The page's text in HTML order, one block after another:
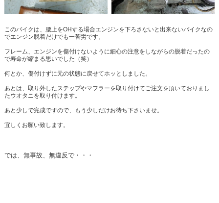
このバイクは、腰上をOHする場合エンジンを下ろさないと出来ないバイクなの
でエンジン脱着だけでも一苦労です。
フレーム、エンジンを傷付けないように細心の注意をしながらの脱着だったの
で寿命が縮まる思いでした（笑）
何とか、傷付けずに元の状態に戻せてホッとしました。
あとは、取り外したステップやマフラーを取り付けてご注文を頂いておりまし
たウオタニを取り付けます。
あと少しで完成ですので、もう少しだけお待ち下さいませ。
宜しくお願い致します。
では、無事故、無違反で・・・